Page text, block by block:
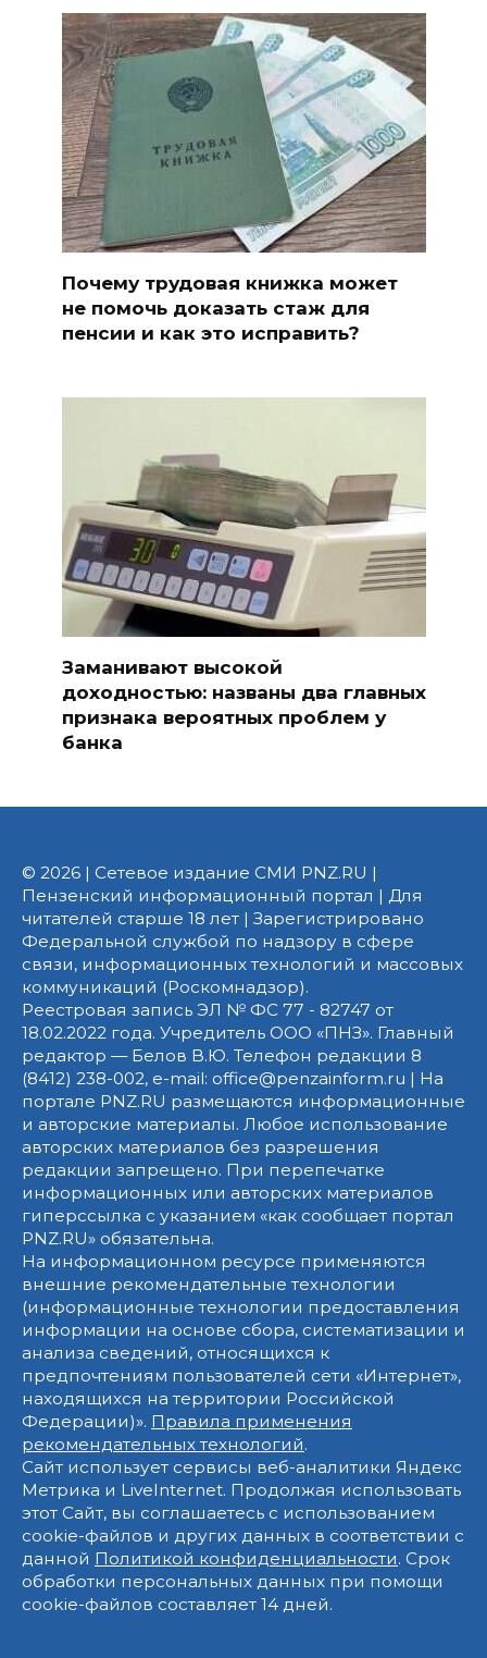
Почему трудовая книжка может
не помочь доказать стаж для
пенсии и как это исправить?
Заманивают высокой
доходностью: названы два главных
признака вероятных проблем у
банка
© 2026 | Сетевое издание СМИ PNZ.RU |
Пензенский информационный портал | Для
читателей старше 18 лет | Зарегистрировано
Федеральной службой по надзору в сфере
связи, информационных технологий и массовых
коммуникаций (Роскомнадзор).
Реестровая запись ЭЛ № ФС 77 - 82747 от
18.02.2022 года. Учредитель ООО «ПНЗ». Главный
редактор — Белов В.Ю. Телефон редакции 8
(8412) 238-002, e-mail: office@penzainform.ru | На
портале PNZ.RU размещаются информационные
и авторские материалы. Любое использование
авторских материалов без разрешения
редакции запрещено. При перепечатке
информационных или авторских материалов
гиперссылка с указанием «как сообщает портал
PNZ.RU» обязательна.
На информационном ресурсе применяются
внешние рекомендательные технологии
(информационные технологии предоставления
информации на основе сбора, систематизации и
анализа сведений, относящихся к
предпочтениям пользователей сети «Интернет»,
находящихся на территории Российской
Федерации)». Правила применения
рекомендательных технологий.
Сайт использует сервисы веб-аналитики Яндекс
Метрика и LiveInternet. Продолжая использовать
этот Сайт, вы соглашаетесь с использованием
cookie-файлов и других данных в соответствии с
данной Политикой конфиденциальности. Срок
обработки персональных данных при помощи
cookie-файлов составляет 14 дней.